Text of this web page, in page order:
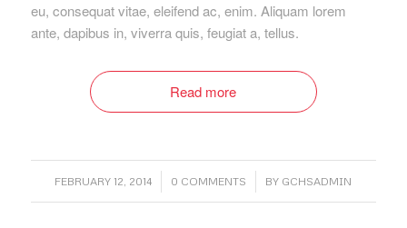
eu, consequat vitae, eleifend ac, enim. Aliquam lorem
ante, dapibus in, viverra quis, feugiat a, tellus.
Read more
FEBRUARY 12, 2014
/ 0 COMMENTS
/ BY GCHSADMIN